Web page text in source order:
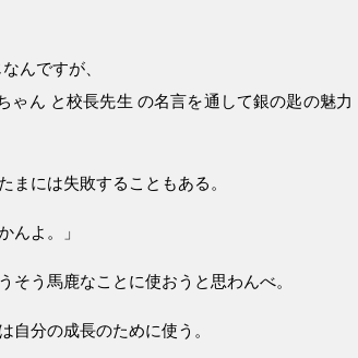
んですが、
ゃん と校長先生 の名言を通して銀の匙の魅力
まには失敗することもある。
んよ。」
そう馬鹿なことに使おうと思わんべ。
自分の成長のために使う。